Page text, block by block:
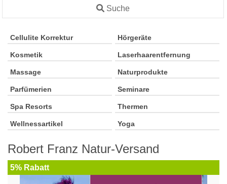
Suche
Cellulite Korrektur Hörgeräte
Kosmetik Laserhaarentfernung
Massage Naturprodukte
Parfümerien Seminare
Spa Resorts Thermen
Wellnessartikel Yoga
Robert Franz Natur-Versand
5% Rabatt